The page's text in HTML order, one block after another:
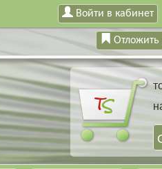
Войти в кабинет
Отложить